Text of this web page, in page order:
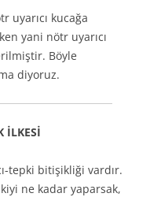
uyarıcı kucağa
yani nötr uyarıcı
Böyle
diyoruz.
İLKESİ
tepki bitişikliği vardır.
ne kadar yaparsak,